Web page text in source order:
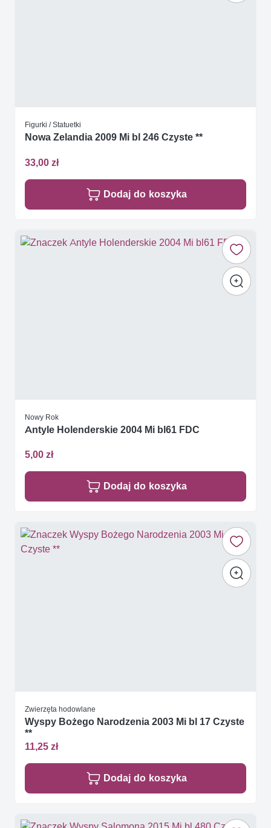
Figurki / Statuetki
Nowa Zelandia 2009 Mi bl 246 Czyste **
33,00 zł
Dodaj do koszyka
Nowy Rok
Antyle Holenderskie 2004 Mi bl61 FDC
5,00 zł
Dodaj do koszyka
Zwierzęta hodowlane
Wyspy Bożego Narodzenia 2003 Mi bl 17 Czyste
**
11,25 zł
Dodaj do koszyka